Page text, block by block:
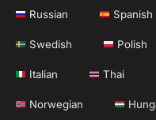
Russian Spanish
Swedish Polish
Italian Thai
Norwegian